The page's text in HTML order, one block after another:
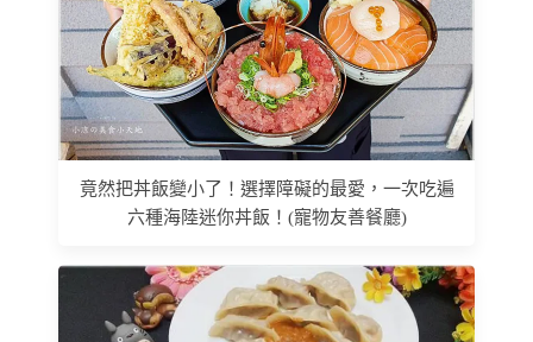
竟然把丼飯變小了！選擇障礙的最愛，一次吃遍
六種海陸迷你丼飯！(寵物友善餐廳)